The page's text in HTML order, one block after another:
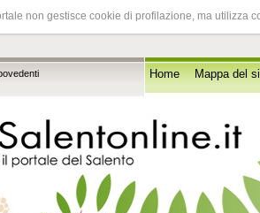
non gestisce cookie di profilazione, ma utilizza
Home Mappa del